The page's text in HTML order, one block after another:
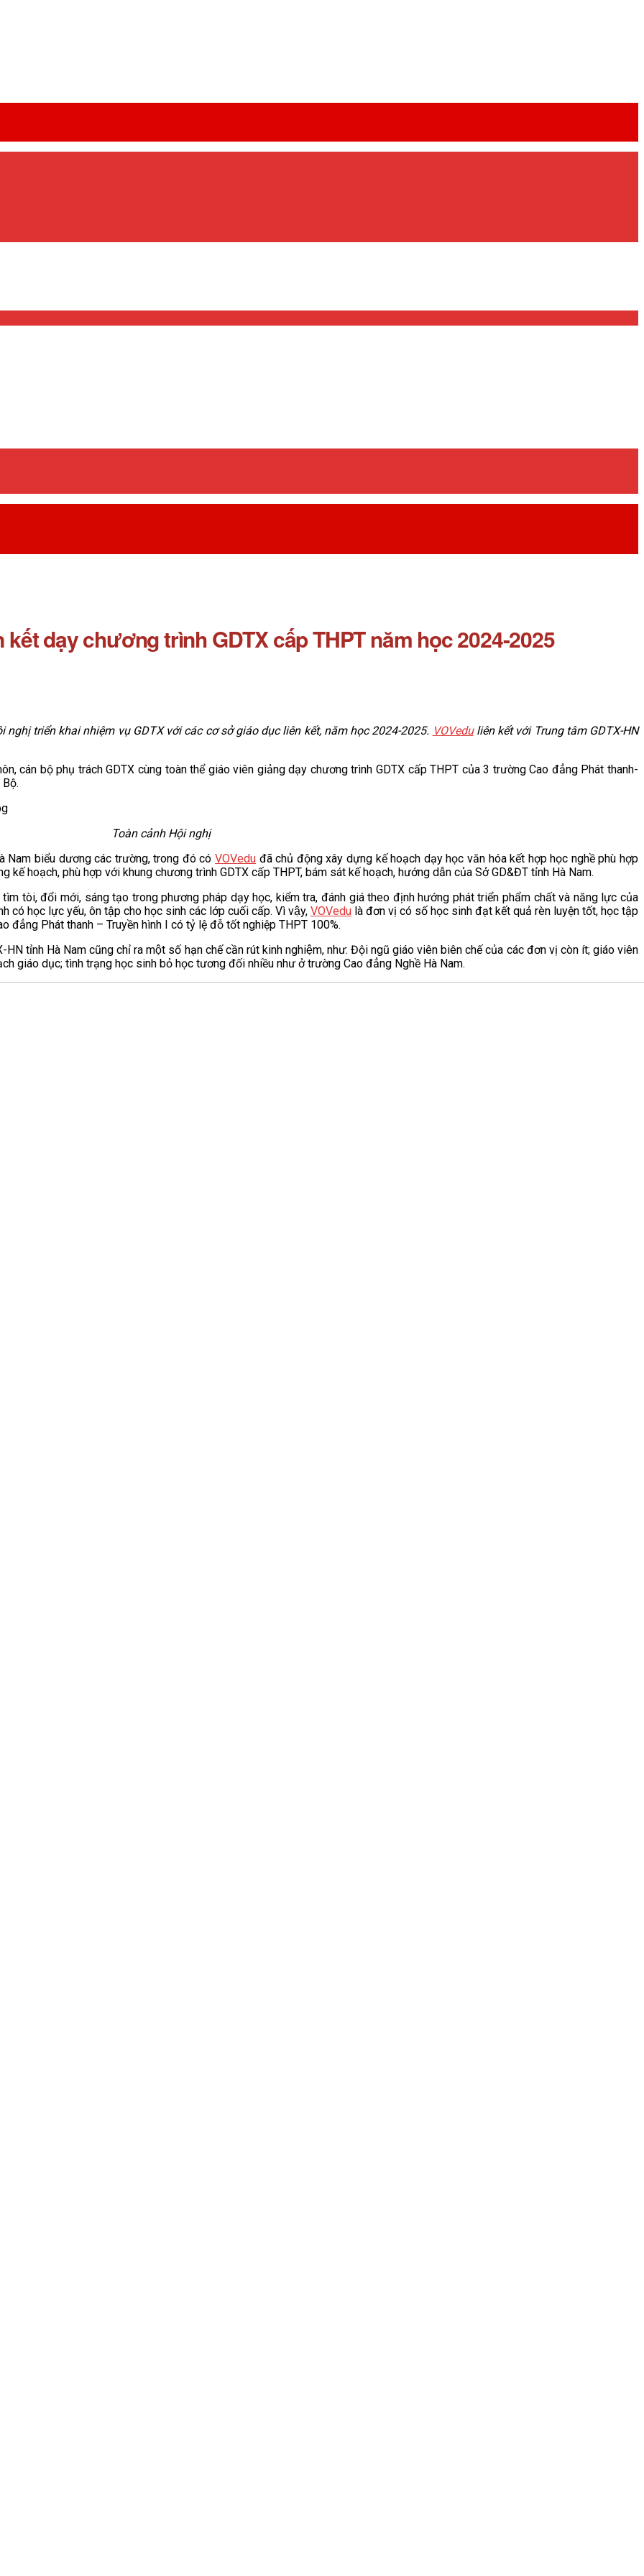
dạy chương trình GDTX cấp THPT năm học 2024-2025
triển khai nhiệm vụ GDTX với các cơ sở giáo dục liên kết, năm học 2024-2025. VOVeduliên kết với Trung tâm GDTX-HN
cán bộ phụ trách GDTX cùng toàn thể giáo viên giảng dạy chương trình GDTX cấp THPT của 3 trường Cao đẳng Phát thanh-
Toàn cảnh Hội nghị
Nam biểu dương các trường, trong đó cóVOVedu đã chủ động xây dựng kế hoạch dạy học văn hóa kết hợp học nghề phù hợp
hoạch, phù hợp với khung chương trình GDTX cấp THPT, bám sát kế hoạch, hướng dẫn của Sở GD&ĐT tỉnh Hà Nam.
tòi, đổi mới, sáng tạo trong phương pháp dạy học, kiểm tra, đánh giá theo định hướng phát triển phẩm chất và năng lực của
có học lực yếu, ôn tập cho học sinh các lớp cuối cấp. Vì vậy, VOVedu là đơn vị có số học sinh đạt kết quả rèn luyện tốt, học tập
Phát thanh – Truyền hình I có tỷ lệ đỗ tốt nghiệp THPT 100%.
tỉnh Hà Nam cũng chỉ ra một số hạn chế cần rút kinh nghiệm, như: Đội ngũ giáo viên biên chế của các đơn vị còn ít; giáo viên
giáo dục; tình trạng học sinh bỏ học tương đối nhiều như ở trường Cao đẳng Nghề Hà Nam.